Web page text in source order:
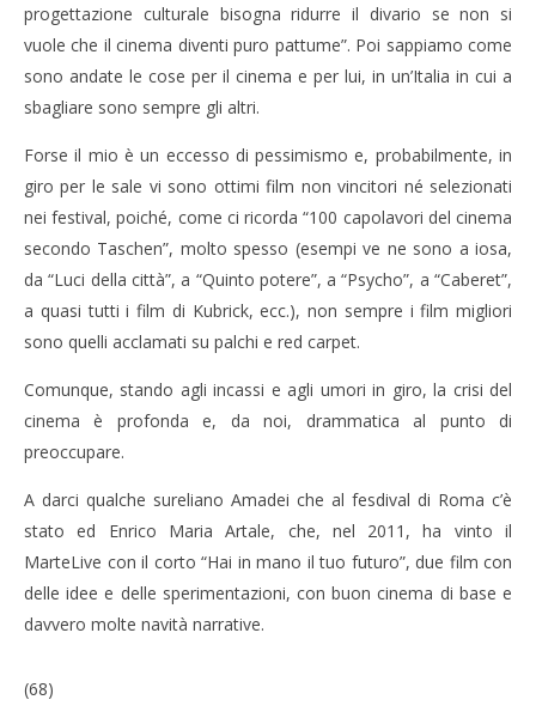
progettazione culturale bisogna ridurre il divario se non si
vuole che il cinema diventi puro pattume”. Poi sappiamo come
sono andate le cose per il cinema e per lui, in un’Italia in cui a
sbagliare sono sempre gli altri.
Forse il mio è un eccesso di pessimismo e, probabilmente, in
giro per le sale vi sono ottimi film non vincitori né selezionati
nei festival, poiché, come ci ricorda “100 capolavori del cinema
secondo Taschen”, molto spesso (esempi ve ne sono a iosa,
da “Luci della città”, a “Quinto potere”, a “Psycho”, a “Caberet”,
a quasi tutti i film di Kubrick, ecc.), non sempre i film migliori
sono quelli acclamati su palchi e red carpet.
Comunque, stando agli incassi e agli umori in giro, la crisi del
cinema è profonda e, da noi, drammatica al punto di
preoccupare.
A darci qualche sureliano Amadei che al fesdival di Roma c’è
stato ed Enrico Maria Artale, che, nel 2011, ha vinto il
MarteLive con il corto “Hai in mano il tuo futuro”, due film con
delle idee e delle sperimentazioni, con buon cinema di base e
davvero molte navità narrative.
(68)